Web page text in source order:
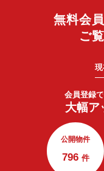
無料会
ご
会員登録で
大幅ア
公開物件
796 件